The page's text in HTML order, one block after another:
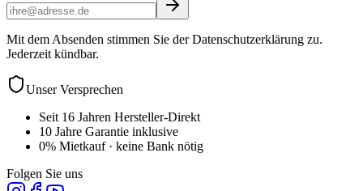
Mit dem Absenden stimmen Sie der Datenschutzerklärung zu.
Jederzeit kündbar.
Unser Versprechen
Seit 16 Jahren Hersteller-Direkt
10 Jahre Garantie inklusive
0% Mietkauf · keine Bank nötig
Folgen Sie uns